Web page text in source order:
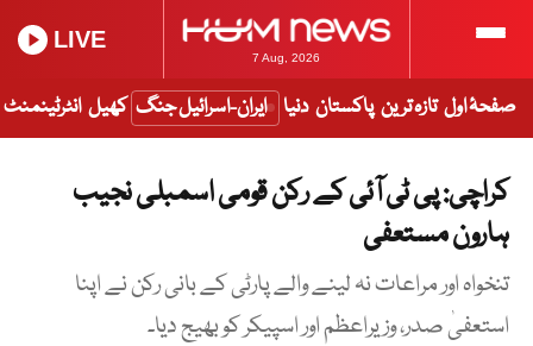
7 Aug, 2026
LIVE
صفحۂ اول تازہ ترین پاکستان دنیا ایران-اسرائیل جنگ کھیل انٹرٹینمنٹ
کراچی: پی ٹی آئی کے رکن قومی اسمبلی نجیب
ہارون مستعفی
تنخواہ اور مراعات نہ لینے والے پارٹی کے بانی رکن نے اپنا
استعفیٰ صدر، وزیراعظم اور اسپیکر کو بھیج دیا۔